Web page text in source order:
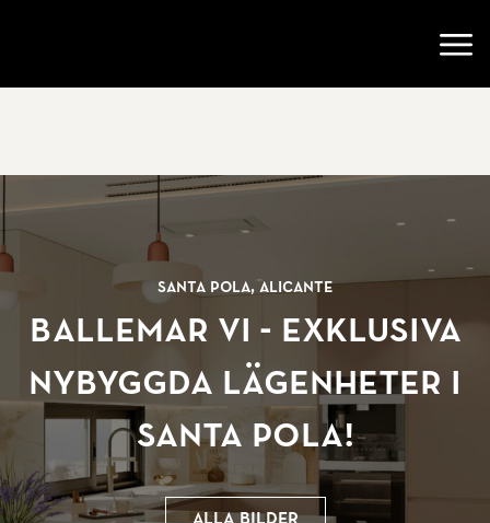
Santa Pola, Alicante
BALLEMAR VI - Exklusiva
nybyggda lägenheter i
Santa Pola!
Alla bilder